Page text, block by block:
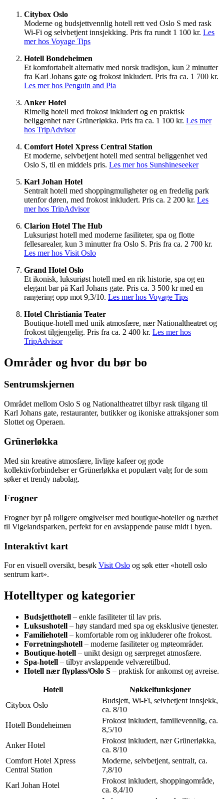
Citybox Oslo
Moderne og budsjettvennlig hotell rett ved Oslo S med rask
Wi-Fi og selvbetjent innsjekking. Pris fra rundt 1 100 kr. Les
mer hos Voyage Tips
Hotell Bondeheimen
Et komfortabelt alternativ med norsk tradisjon, kun 2 minutter
fra Karl Johans gate og frokost inkludert. Pris fra ca. 1 700 kr.
Les mer hos Penguin and Pia
Anker Hotel
Rimelig hotell med frokost inkludert og en praktisk
beliggenhet nær Grünerløkka. Pris fra ca. 1 100 kr. Les mer
hos TripAdvisor
Comfort Hotel Xpress Central Station
Et moderne, selvbetjent hotell med sentral beliggenhet ved
Oslo S, til en middels pris. Les mer hos Sunshineseeker
Karl Johan Hotel
Sentralt hotell med shoppingmuligheter og en fredelig park
utenfor døren, med frokost inkludert. Pris ca. 2 200 kr. Les
mer hos TripAdvisor
Clarion Hotel The Hub
Luksuriøst hotell med moderne fasiliteter, spa og flotte
fellesarealer, kun 3 minutter fra Oslo S. Pris fra ca. 2 700 kr.
Les mer hos Visit Oslo
Grand Hotel Oslo
Et ikonisk, luksuriøst hotell med en rik historie, spa og en
elegant bar på Karl Johans gate. Pris ca. 3 500 kr med en
rangering opp mot 9,3/10. Les mer hos Voyage Tips
Hotel Christiania Teater
Boutique-hotell med unik atmosfære, nær Nationaltheatret og
frokost tilgjengelig. Pris fra ca. 2 400 kr. Les mer hos
TripAdvisor
Områder og hvor du bør bo
Sentrumskjernen
Området mellom Oslo S og Nationaltheatret tilbyr rask tilgang til
Karl Johans gate, restauranter, butikker og ikoniske attraksjoner som
Slottet og Operaen.
Grünerløkka
Med sin kreative atmosfære, livlige kafeer og gode
kollektivforbindelser er Grünerløkka et populært valg for de som
søker et trendy nabolag.
Frogner
Frogner byr på roligere omgivelser med boutique-hoteller og nærhet
til Vigelandsparken, perfekt for en avslappende pause midt i byen.
Interaktivt kart
For en visuell oversikt, besøk Visit Oslo og søk etter «hotell oslo
sentrum kart».
Hotelltyper og kategorier
Budsjetthotell – enkle fasiliteter til lav pris.
Luksushotell – høy standard med spa og eksklusive tjenester.
Familiehotell – komfortable rom og inkluderer ofte frokost.
Forretningshotell – moderne fasiliteter og møteområder.
Boutique-hotell – unikt design og særpreget atmosfære.
Spa-hotell – tilbyr avslappende velværetilbud.
Hotell nær flyplass/Oslo S – praktisk for ankomst og avreise.
Hotell
Nøkkelfunksjoner
Citybox Oslo
Budsjett, Wi-Fi, selvbetjent innsjekk,
ca. 8/10
Hotell Bondeheimen
Frokost inkludert, familievennlig, ca.
8,5/10
Anker Hotel
Frokost inkludert, nær Grünerløkka,
ca. 8/10
Comfort Hotel Xpress
Central Station
Moderne, selvbetjent, sentralt, ca.
7,8/10
Karl Johan Hotel
Frokost inkludert, shoppingområde,
ca. 8,4/10